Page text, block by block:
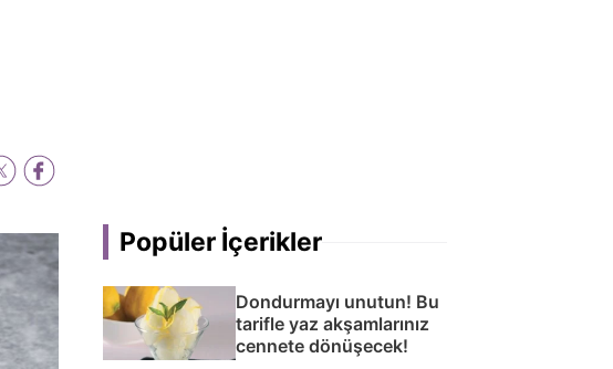
Popüler İçerikler
Dondurmayı unutun! Bu
tarifle yaz akşamlarınız
cennete dönüşecek!